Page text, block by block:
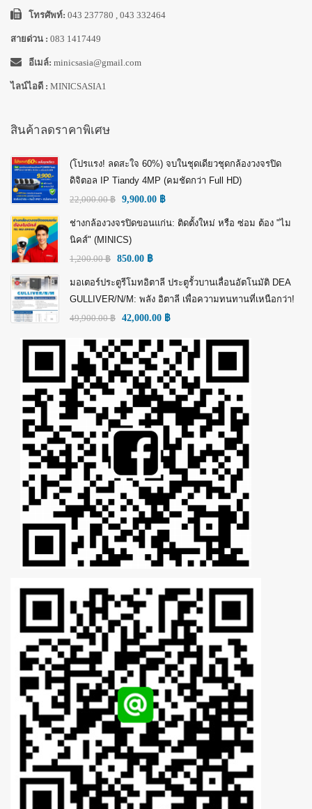
โทรศัพท์: 043 237780 , 043 332464
สายด่วน : 083 1417449
อีเมล์: minicsasia@gmail.com
ไลน์ไอดี : MINICSASIA1
สินค้าลดราคาพิเศษ
(โปรแรง! ลดสะใจ 60%) จบในชุดเดียวชุดกล้องวงจรปิด
ดิจิตอล IP Tiandy 4MP (คมชัดกว่า Full HD)
22,000.00฿ 9,900.00 ฿
ช่างกล้องวงจรปิดขอนแก่น: ติดตั้งใหม่ หรือ ซ่อม ต้อง "ไม
นิคส์" (MINICS)
1,200.00฿ 850.00 ฿
มอเตอร์ประตูรีโมทอิตาลี ประตูรั้วบานเลื่อนอัตโนมัติ DEA
GULLIVER/N/M: พลัง อิตาลี เพื่อความทนทานที่เหนือกว่า!
49,900.00฿ 42,000.00 ฿